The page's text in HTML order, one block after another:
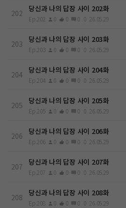
202 당신과 나의 답장 사이 202화
Ep.202 0 0 0 0 26.05.29
203 당신과 나의 답장 사이 203화
Ep.203 0 0 0 0 26.05.29
204 당신과 나의 답장 사이 204화
Ep.204 0 0 0 0 26.05.29
205 당신과 나의 답장 사이 205화
Ep.205 0 0 0 0 26.05.29
206 당신과 나의 답장 사이 206화
Ep.206 0 0 0 0 26.05.29
207 당신과 나의 답장 사이 207화
Ep.207 0 0 0 0 26.05.29
208 당신과 나의 답장 사이 208화
Ep.208 0 0 0 0 26.05.29